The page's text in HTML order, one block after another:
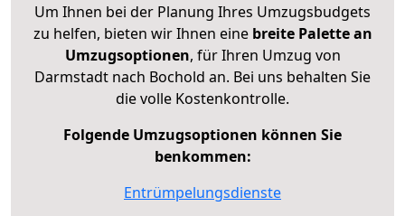
Um Ihnen bei der Planung Ihres Umzugsbudgets
zu helfen, bieten wir Ihnen eine breite Palette an
Umzugsoptionen, für Ihren Umzug von
Darmstadt nach Bochold an. Bei uns behalten Sie
die volle Kostenkontrolle.
Folgende Umzugsoptionen können Sie
benkommen:
Entrümpelungsdienste